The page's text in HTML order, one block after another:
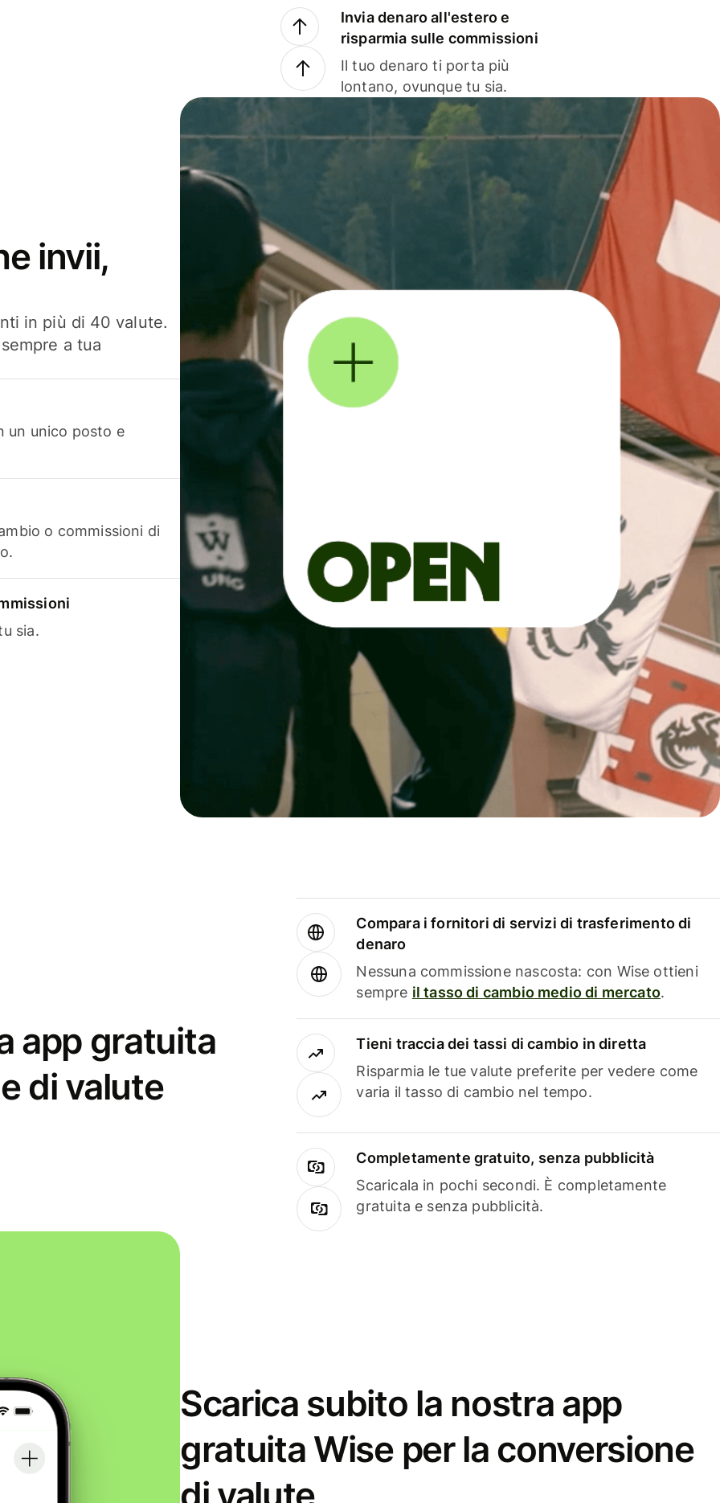
Invia denaro all'estero e
risparmia sulle commissioni
Il tuo denaro ti porta più
lontano, ovunque tu sia.
invii,
in più di 40 valute.
a tua
un unico posto e
o commissioni di
sia.
app gratuita
di valute
Compara i fornitori di servizi di trasferimento di
denaro
Nessuna commissione nascosta: con Wise ottieni
sempre il tasso di cambio medio di mercato.
Tieni traccia dei tassi di cambio in diretta
Risparmia le tue valute preferite per vedere come
varia il tasso di cambio nel tempo.
Completamente gratuito, senza pubblicità
Scaricala in pochi secondi. È completamente
gratuita e senza pubblicità.
Scarica subito la nostra app
gratuita Wise per la conversione